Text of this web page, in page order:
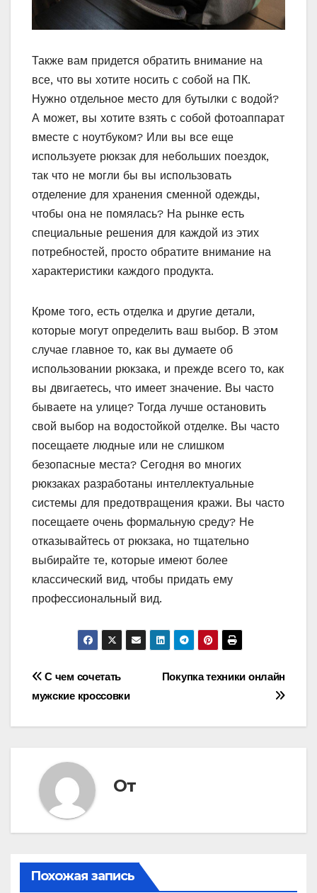
Также вам придется обратить внимание на
все, что вы хотите носить с собой на ПК.
Нужно отдельное место для бутылки с водой?
А может, вы хотите взять с собой фотоаппарат
вместе с ноутбуком? Или вы все еще
используете рюкзак для небольших поездок,
так что не могли бы вы использовать
отделение для хранения сменной одежды,
чтобы она не помялась? На рынке есть
специальные решения для каждой из этих
потребностей, просто обратите внимание на
характеристики каждого продукта.
Кроме того, есть отделка и другие детали,
которые могут определить ваш выбор. В этом
случае главное то, как вы думаете об
использовании рюкзака, и прежде всего то, как
вы двигаетесь, что имеет значение. Вы часто
бываете на улице? Тогда лучше остановить
свой выбор на водостойкой отделке. Вы часто
посещаете людные или не слишком
безопасные места? Сегодня во многих
рюкзаках разработаны интеллектуальные
системы для предотвращения кражи. Вы часто
посещаете очень формальную среду? Не
отказывайтесь от рюкзака, но тщательно
выбирайте те, которые имеют более
классический вид, чтобы придать ему
профессиональный вид.
Навигация
по
Покупка техники онлайн
С чем сочетать
мужские кроссовки
От
Похожая запись